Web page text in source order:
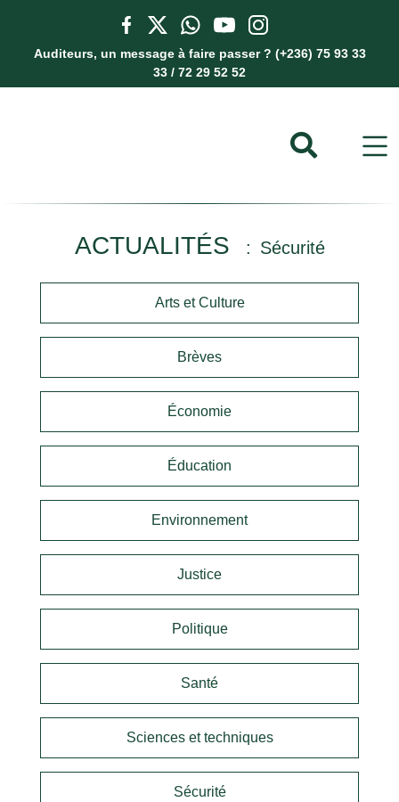
Auditeurs, un message à faire passer ? (+236) 75 93 33
33 / 72 29 52 52
ACTUALITÉS Sécurité
Arts et Culture
Brèves
Économie
Éducation
Environnement
Justice
Politique
Santé
Sciences et techniques
Sécurité